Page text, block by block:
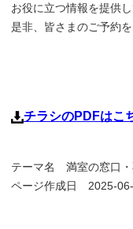
お役に立つ情報を提供
是非、皆さまのご予約
チラシのPDFはこ
テーマ名 満室の窓口
ページ作成日 2025-